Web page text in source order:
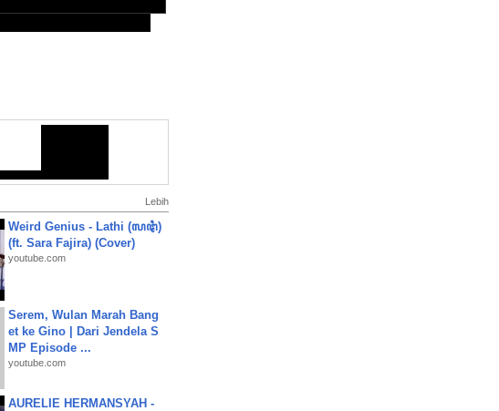
Lebih
Weird Genius - Lathi (ꦭꦛꦶ)
(ft. Sara Fajira) (Cover)
youtube.com
Serem, Wulan Marah Bang
et ke Gino | Dari Jendela S
MP Episode ...
youtube.com
AURELIE HERMANSYAH -